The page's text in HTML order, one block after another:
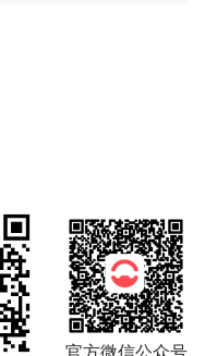
官方微信公众号